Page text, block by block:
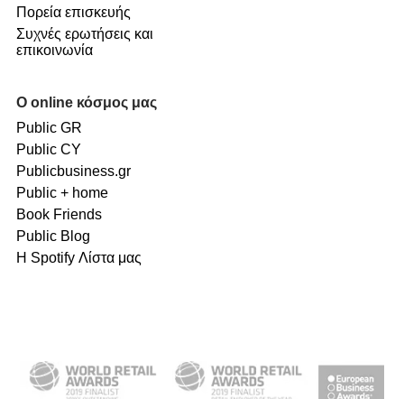
Πορεία επισκευής
Συχνές ερωτήσεις και
επικοινωνία
Ο online κόσμος μας
Public GR
Public CY
Publicbusiness.gr
Public + home
Book Friends
Public Blog
Η Spotify Λίστα μας